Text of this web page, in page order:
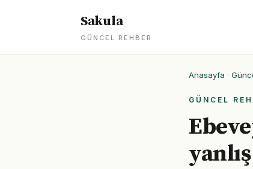
Sakula
GÜNCEL REHBER
Anasayfa ·
GÜNCEL
yanlış